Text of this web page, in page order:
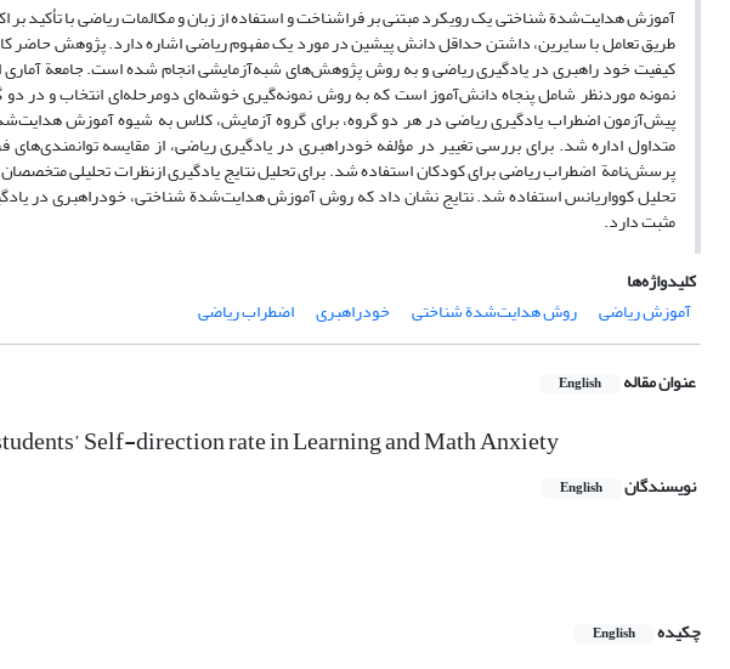
آموزش هدایت‌شدة شناختی یک رویکرد مبتنی بر فراشناخت و استفاده از زبان و مکالمات ریاضی با
طریق تعامل با سایرین، داشتن حداقل دانش پیشین در مورد یک مفهوم ریاضی اشاره دارد. پژوهش
کیفیت خود راهبری در یادگیری ریاضی و به روش پژوهش‌های شبه‌آزمایشی انجام شده است. جامعة آماری
نمونه موردنظر شامل پنجاه دانش‌آموز است که به روش نمونه‌گیری خوشه‌ای دومرحله‌ای انتخاب و در
متداول اداره شد. برای بررسی تغییر در مؤلفه خودراهبری در یادگیری ریاضی، از مقایسه
پرسش‌نامة اضطراب ریاضی برای کودکان استفاده شد. برای تحلیل نتایج یادگیری ازنظرات تحلیلی
تحلیل کوواریانس استفاده شد. نتایج نشان داد که روش آموزش هدایت‌شدة شناختی، خودراهبری در
مثبت دارد.
کلیدواژه‌ها
آموزش ریاضی
روش هدایت‌شدة شناختی خودراهبری اضطراب ریاضی
عنوان مقاله English
Self-direction rate in Learning and Math Anxiety
نویسندگان English
چکیده
English